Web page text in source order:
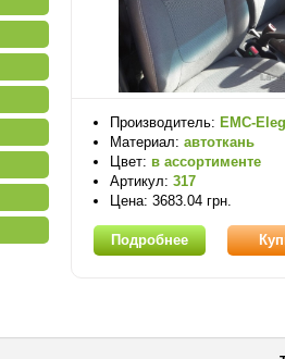
Производитель: EMC-
Материал: автоткань
Цвет: в ассортименте
Артикул: 317
Цена: 3683.04 грн.
Подробнее